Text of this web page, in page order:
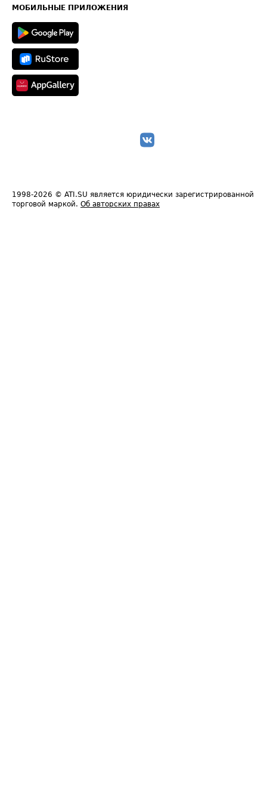
Техническая информация
МОБИЛЬНЫЕ ПРИЛОЖЕНИЯ
1998-2026 © ATI.SU является юридически зарегистрированной
торговой маркой. Об авторских правах